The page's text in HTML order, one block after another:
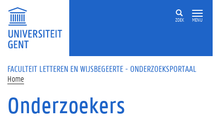
Overslaan en naar de inhoud gaan
ZOEK MENU
FACULTEIT LETTEREN EN WIJSBEGEERTE - ONDERZOEKSPORTAAL
Home
Onderzoekers